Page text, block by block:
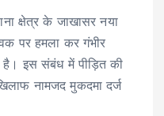
क्षेत्र के जाखासर नया
पर हमला कर गंभीर
है। इस संबंध में पीड़ित की
नामजद मुकदमा दर्ज